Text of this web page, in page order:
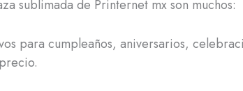
sublimada de Printernet mx son muchos:
para cumpleaños, aniversarios,